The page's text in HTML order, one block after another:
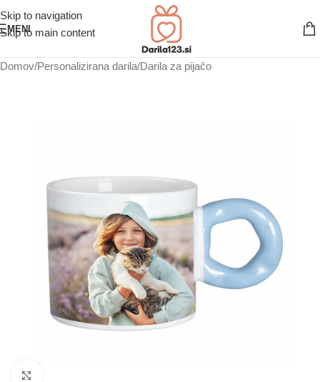
Skip to navigation
Skip to main content
MENI
Domov/Personalizirana darila/Darila za pijačo